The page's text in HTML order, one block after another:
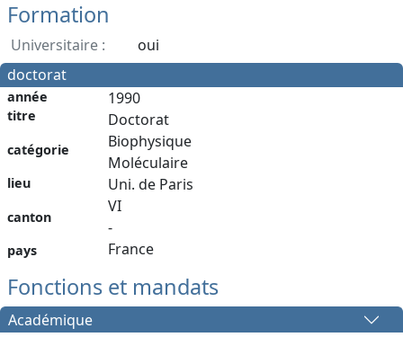
Formation
Universitaire :
oui
doctorat
année
titre
catégorie
lieu
canton
pays
1990
Doctorat
Biophysique
Moléculaire
Uni. de Paris
VI
-
France
Fonctions et mandats
Académique